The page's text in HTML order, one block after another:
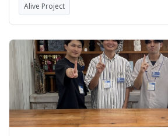
Alive Project